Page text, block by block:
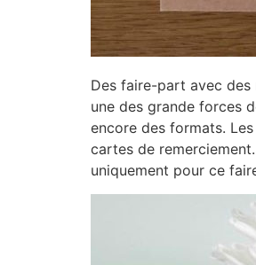
Des faire-part avec des
une des grande forces
encore des formats.
cartes de
uniquement pour ce